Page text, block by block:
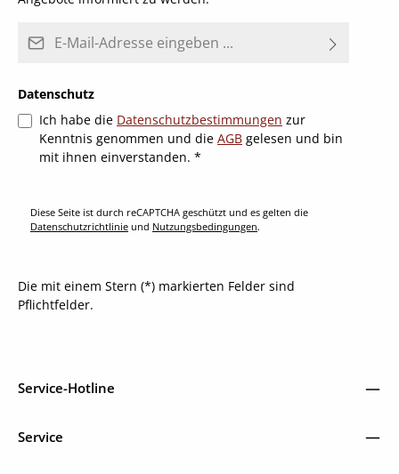
Datenschutz
Ich habe die Datenschutzbestimmungen zur
Kenntnis genommen und die AGB gelesen und bin
mit ihnen einverstanden. *
Diese Seite ist durch reCAPTCHA geschützt und es gelten die
Datenschutzrichtlinie und Nutzungsbedingungen.
Die mit einem Stern (*) markierten Felder sind
Pflichtfelder.
Service-Hotline
Service